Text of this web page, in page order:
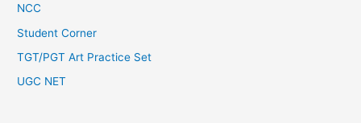
NCC
Student Corner
TGT/PGT Art Practice Set
UGC NET